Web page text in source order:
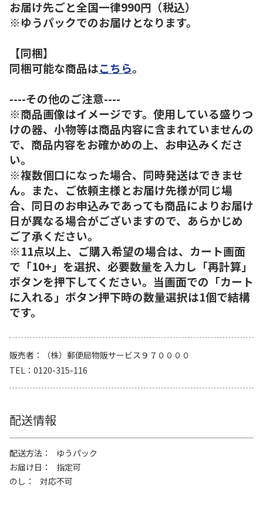
お届け先ごと全国一律990円（税込）
※ゆうパックでのお届けとなります。
【同梱】
同梱可能な商品はこちら。
----その他のご注意----
※商品画像はイメージです。使用している盛りつ
けの器、小物等は商品内容に含まれていませんの
で、商品内容をお確かめの上、お申込みくださ
い。
※複数個口になった場合、同時発送はできませ
ん。また、ご依頼主様とお届け先様が同じ場
合、同日のお申込みであっても商品によりお届け
日が異なる場合がございますので、あらかじめ
ご了承ください。
※11点以上、ご購入希望の場合は、カート画面
で「10+」を選択、必要数量を入力し「再計算」
ボタンを押下してください。当画面での「カート
に入れる」ボタン押下時の数量選択は1個で結構
です。
販売者
（株）郵便局物販サービス９７００００
TEL
0120-315-116
配送情報
配送方法
ゆうパック
お届け日
指定可
のし
対応不可